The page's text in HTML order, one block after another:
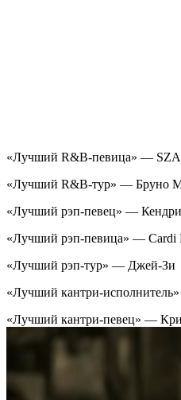
«Лучший R&B-певица» — SZA
«Лучший R&B-тур» — Бруно
«Лучший рэп-певец» —
«Лучший рэп-певица» — Cardi
«Лучший рэп-тур» — Джей-Зи
«Лучший кантри-
«Лучший кантри-певец» —